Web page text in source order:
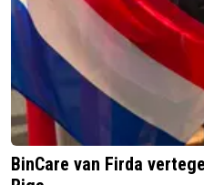
BinCare van Firda